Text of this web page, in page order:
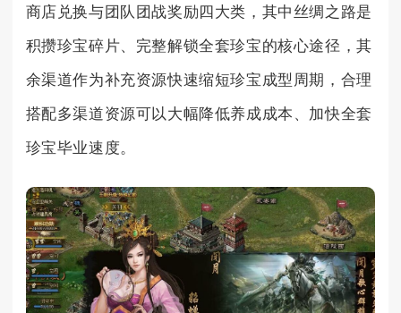
商店兑换与团队团战奖励四大类，其中丝绸之路是
积攒珍宝碎片、完整解锁全套珍宝的核心途径，其
余渠道作为补充资源快速缩短珍宝成型周期，合理
搭配多渠道资源可以大幅降低养成成本、加快全套
珍宝毕业速度。